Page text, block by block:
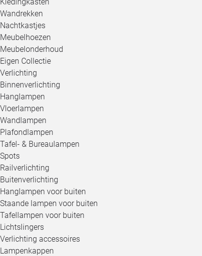
Wandrekken
Nachtkastjes
Meubelhoezen
Meubelonderhoud
Eigen Collectie
Verlichting
Binnenverlichting
Hanglampen
Vloerlampen
Wandlampen
Plafondlampen
Tafel- & Bureaulampen
Spots
Railverlichting
Buitenverlichting
Hanglampen voor buiten
Staande lampen voor buiten
Tafellampen voor buiten
Lichtslingers
Verlichting accessoires
Lampenkappen